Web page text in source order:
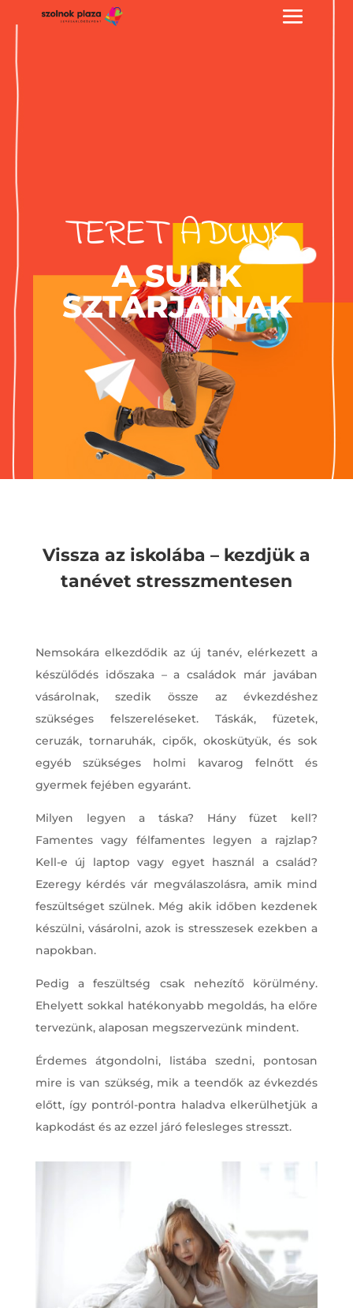
TERET ADUNK
A SULIK
SZTÁRJAINAK
Vissza az iskolába – kezdjük a
tanévet stresszmentesen
Nemsokára elkezdődik az új tanév, elérkezett a
készülődés időszaka – a családok már javában
vásárolnak, szedik össze az évkezdéshez
szükséges felszereléseket. Táskák, füzetek,
ceruzák, tornaruhák, cipők, okoskütyük, és sok
egyéb szükséges holmi kavarog felnőtt és
gyermek fejében egyaránt.
Milyen legyen a táska? Hány füzet kell?
Famentes vagy félfamentes legyen a rajzlap?
Kell-e új laptop vagy egyet használ a család?
Ezeregy kérdés vár megválaszolásra, amik mind
feszültséget szülnek. Még akik időben kezdenek
készülni, vásárolni, azok is stresszesek ezekben a
napokban.
Pedig a feszültség csak nehezítő körülmény.
Ehelyett sokkal hatékonyabb megoldás, ha előre
tervezünk, alaposan megszervezünk mindent.
Érdemes átgondolni, listába szedni, pontosan
mire is van szükség, mik a teendők az évkezdés
előtt, így pontról-pontra haladva elkerülhetjük a
kapkodást és az ezzel járó felesleges stresszt.